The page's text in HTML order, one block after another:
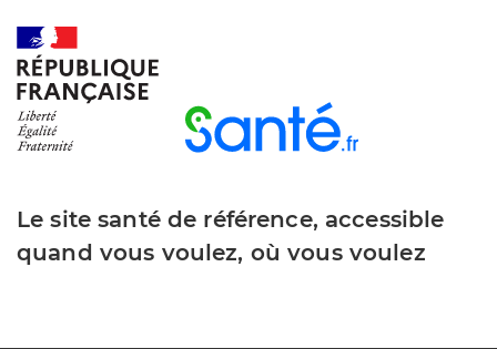
Le site santé de référence, accessible
quand vous voulez, où vous voulez